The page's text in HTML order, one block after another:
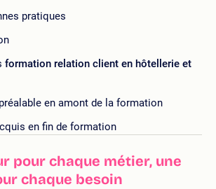
pratiques
formation relation client en hôtellerie et
en amont de la formation
en fin de formation
pour chaque métier, une
chaque besoin